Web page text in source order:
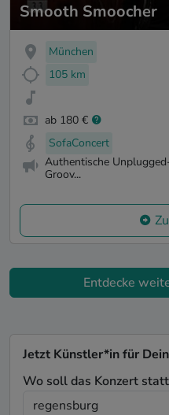
Smooth Smoocher
München
105 km
ab 180 €
SofaConcert
Authentische
Groov...
Entdecke
Jetzt Künstler*in für
Wo soll das Konzert